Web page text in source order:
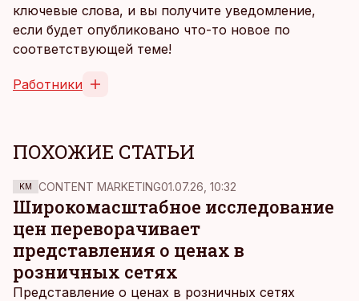
ключевые слова, и вы получите уведомление,
если будет опубликовано что-то новое по
соответствующей теме!
Работники
ПОХОЖИЕ СТАТЬИ
KM CONTENT MARKETING01.07.26, 10:32
Широкомасштабное исследование
цен переворачивает
представления о ценах в
розничных сетях
Представление о ценах в розничных сетях